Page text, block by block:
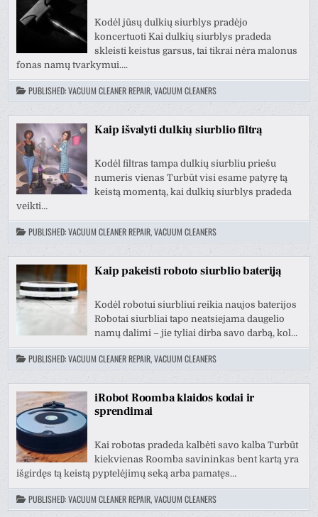
Kodėl jūsų dulkių siurblys pradėjo
koncertuoti Kai dulkių siurblys pradeda
skleisti keistus garsus, tai tikrai nėra malonus
fonas namų tvarkymui….
PUBLISHED:VACUUM CLEANER REPAIR, VACUUM CLEANERS
Kaip išvalyti dulkių siurblio filtrą
Kodėl filtras tampa dulkių siurbliu priešu
numeris vienas Turbūt visi esame patyrę tą
keistą momentą, kai dulkių siurblys pradeda
veikti…
PUBLISHED:VACUUM CLEANER REPAIR, VACUUM CLEANERS
Kaip pakeisti roboto siurblio bateriją
Kodėl robotui siurbliui reikia naujos baterijos
Robotai siurbliai tapo neatsiejama daugelio
namų dalimi – jie tyliai dirba savo darbą, kol…
PUBLISHED:VACUUM CLEANER REPAIR, VACUUM CLEANERS
iRobot Roomba klaidos kodai ir
sprendimai
Kai robotas pradeda kalbėti savo kalba Turbūt
kiekvienas Roomba savininkas bent kartą yra
išgirdęs tą keistą pyptelėjimų seką arba pamatęs…
PUBLISHED:VACUUM CLEANER REPAIR, VACUUM CLEANERS